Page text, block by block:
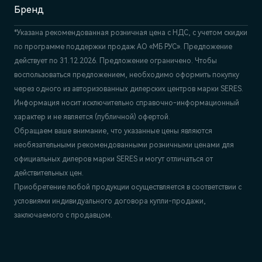
Бренд
*Указана рекомендованная розничная цена c НДС, с учетом скидки
по программе поддержки продаж АО «МБ РУС». Предложение
действует по 31.12.2026. Предложение ограничено. Чтобы
воспользоваться предложением, необходимо оформить покупку
через одного из авторизованных дилерских центров марки SERES.
Информация носит исключительно справочно-информационный
характер и не является (публичной) офертой.
Обращаем ваше внимание, что указанные цены являются
необязательными рекомендованными розничными ценами для
официальных дилеров марки SERES и могут отличаться от
действительных цен.
Приобретение любой продукции осуществляется в соответствии с
условиями индивидуального договора купли-продажи,
заключаемого с продавцом.